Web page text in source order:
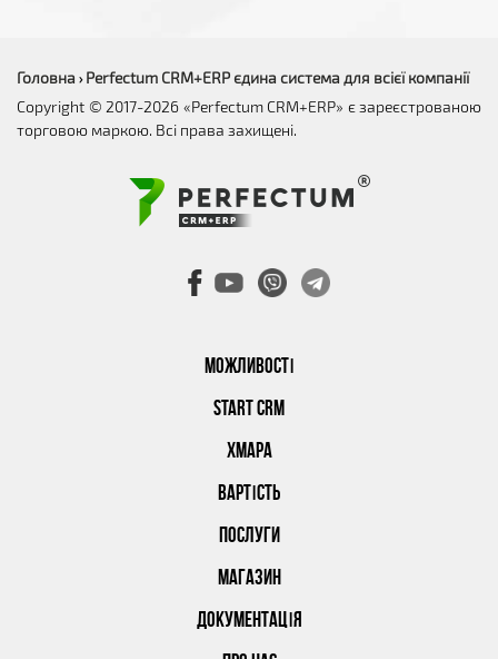
МОЖЛИВОСТІ
START CRM
ХМАРА
ВАРТІСТЬ
ПОСЛУГИ
МАГАЗИН
ДОКУМЕНТАЦІЯ
Головна › Perfectum CRM+ERP єдина система для всієї компанії
Copyright © 2017-2026 «Perfectum CRM+ERP» є зареєстрованою
торговою маркою. Всі права захищені.